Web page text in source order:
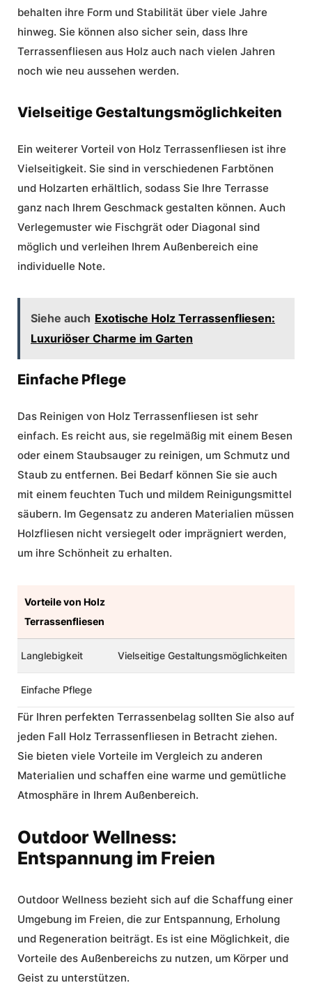
behalten ihre Form und Stabilität über viele Jahre
hinweg. Sie können also sicher sein, dass Ihre
Terrassenfliesen aus Holz auch nach vielen Jahren
noch wie neu aussehen werden.
Vielseitige Gestaltungsmöglichkeiten
Ein weiterer Vorteil von Holz Terrassenfliesen ist ihre
Vielseitigkeit. Sie sind in verschiedenen Farbtönen
und Holzarten erhältlich, sodass Sie Ihre Terrasse
ganz nach Ihrem Geschmack gestalten können. Auch
Verlegemuster wie Fischgrät oder Diagonal sind
möglich und verleihen Ihrem Außenbereich eine
individuelle Note.
Siehe auch Exotische Holz Terrassenfliesen:
Luxuriöser Charme im Garten
Einfache Pflege
Das Reinigen von Holz Terrassenfliesen ist sehr
einfach. Es reicht aus, sie regelmäßig mit einem Besen
oder einem Staubsauger zu reinigen, um Schmutz und
Staub zu entfernen. Bei Bedarf können Sie sie auch
mit einem feuchten Tuch und mildem Reinigungsmittel
säubern. Im Gegensatz zu anderen Materialien müssen
Holzfliesen nicht versiegelt oder imprägniert werden,
um ihre Schönheit zu erhalten.
Vorteile von Holz
Terrassenfliesen
Langlebigkeit Vielseitige Gestaltungsmöglichkeiten
Einfache Pflege
Für Ihren perfekten Terrassenbelag sollten Sie also auf
jeden Fall Holz Terrassenfliesen in Betracht ziehen.
Sie bieten viele Vorteile im Vergleich zu anderen
Materialien und schaffen eine warme und gemütliche
Atmosphäre in Ihrem Außenbereich.
Outdoor Wellness:
Entspannung im Freien
Outdoor Wellness bezieht sich auf die Schaffung einer
Umgebung im Freien, die zur Entspannung, Erholung
und Regeneration beiträgt. Es ist eine Möglichkeit, die
Vorteile des Außenbereichs zu nutzen, um Körper und
Geist zu unterstützen.